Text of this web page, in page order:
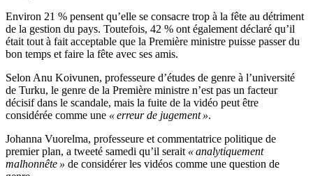
Environ 21 % pensent qu’elle se consacre trop à la fête au détriment
de la gestion du pays. Toutefois, 42 % ont également déclaré qu’il
était tout à fait acceptable que la Première ministre puisse passer du
bon temps et faire la fête avec ses amis.
Selon Anu Koivunen, professeure d’études de genre à l’université
de Turku, le genre de la Première ministre n’est pas un facteur
décisif dans le scandale, mais la fuite de la vidéo peut être
considérée comme une « erreur de jugement ».
Johanna Vuorelma, professeure et commentatrice politique de
premier plan, a tweeté samedi qu’il serait « analytiquement
malhonnête » de considérer les vidéos comme une question de